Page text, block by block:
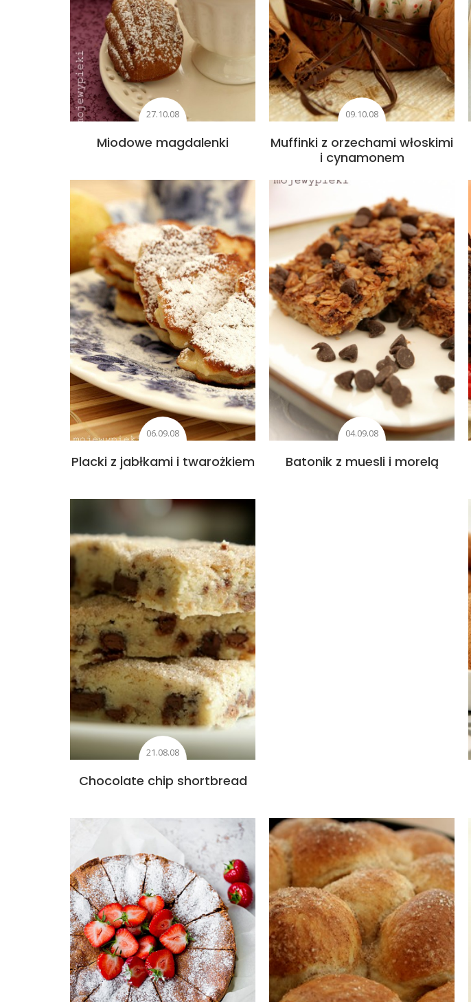
27.10.08
Miodowe magdalenki
09.10.08
Muffinki z orzechami włoskimi
i cynamonem
06.09.08
Placki z jabłkami i twarożkiem
04.09.08
Batonik z muesli i morelą
21.08.08
Chocolate chip shortbread